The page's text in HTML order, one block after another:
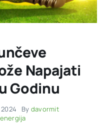
Napajati
Godinu
By davormit